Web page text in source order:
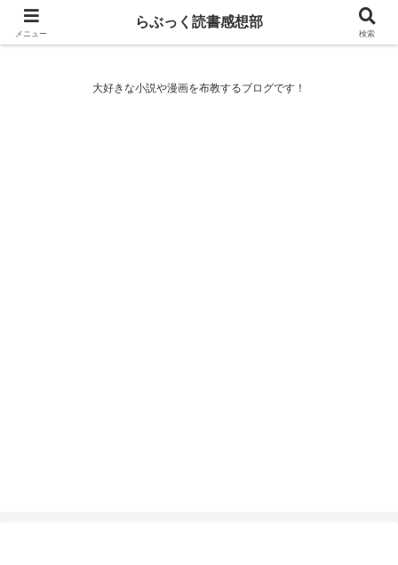
らぶっく読書感想部
大好きな小説や漫画を布教するブログです！
メニュー
らぶっく読書感想部
検索